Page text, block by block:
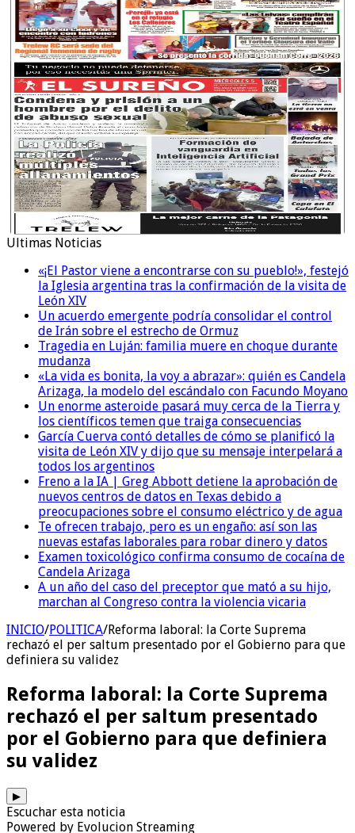
Ultimas Noticias
«¡El Pastor viene a encontrarse con su pueblo!», festejó
la Iglesia argentina tras la confirmación de la visita de
León XIV
Un acuerdo emergente podría consolidar el control
de Irán sobre el estrecho de Ormuz
Tragedia en Luján: familia muere en choque durante
mudanza
«La vida es bonita, la voy a abrazar»: quién es Candela
Arizaga, la modelo del escándalo con Facundo Moyano
Un enorme asteroide pasará muy cerca de la Tierra y
los científicos temen que traiga consecuencias
García Cuerva contó detalles de cómo se planificó la
visita de León XIV y dijo que su mensaje interpelará a
todos los argentinos
Freno a la IA | Greg Abbott detiene la aprobación de
nuevos centros de datos en Texas debido a
preocupaciones sobre el consumo eléctrico y de agua
Te ofrecen trabajo, pero es un engaño: así son las
nuevas estafas laborales para robar dinero y datos
Examen toxicológico confirma consumo de cocaína de
Candela Arizaga
A un año del caso del preceptor que mató a su hijo,
marchan al Congreso contra la violencia vicaria
INICIO/POLITICA/Reforma laboral: la Corte Suprema
rechazó el per saltum presentado por el Gobierno para que
definiera su validez
Reforma laboral: la Corte Suprema
rechazó el per saltum presentado
por el Gobierno para que definiera
su validez
▶
Escuchar esta noticia
Powered by Evolucion Streaming